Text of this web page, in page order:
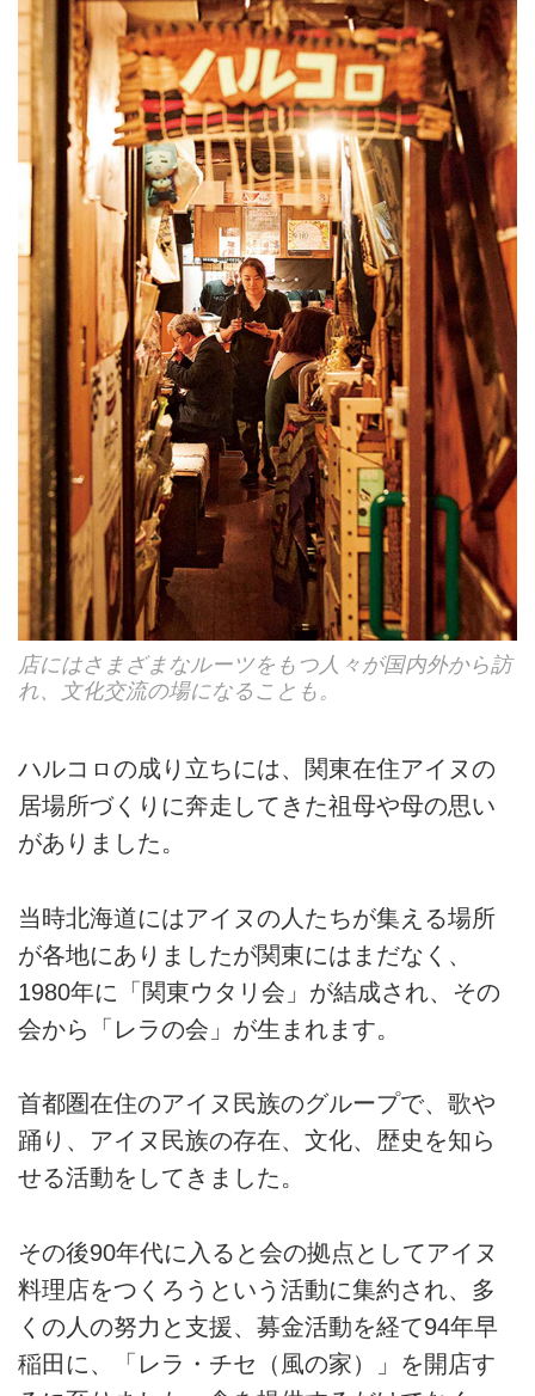
店にはさまざまなルーツをもつ人々が国内外から訪
れ、文化交流の場になることも。
ハルコㇿの成り立ちには、関東在住アイヌの
居場所づくりに奔走してきた祖母や母の思い
がありました。
当時北海道にはアイヌの人たちが集える場所
が各地にありましたが関東にはまだなく、
1980年に「関東ウタリ会」が結成され、その
会から「レラの会」が生まれます。
首都圏在住のアイヌ民族のグループで、歌や
踊り、アイヌ民族の存在、文化、歴史を知ら
せる活動をしてきました。
その後90年代に入ると会の拠点としてアイヌ
料理店をつくろうという活動に集約され、多
くの人の努力と支援、募金活動を経て94年早
稲田に、「レラ・チセ（風の家）」を開店す